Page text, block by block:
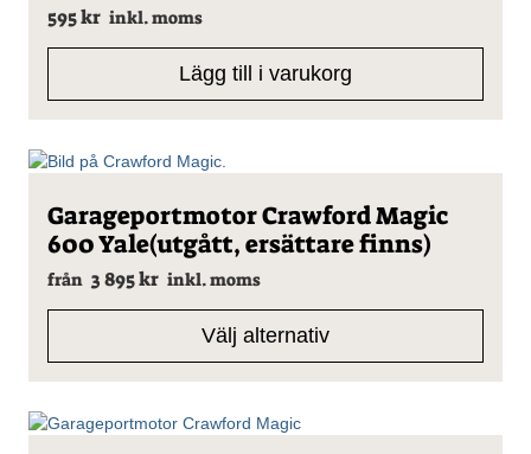
595kr inkl. moms
Lägg till i varukorg
Garageportmotor Crawford Magic
600 Yale(utgått, ersättare finns)
från 3 895kr inkl. moms
Välj alternativ
Den
här
produkten
har
olika
kan
väljas